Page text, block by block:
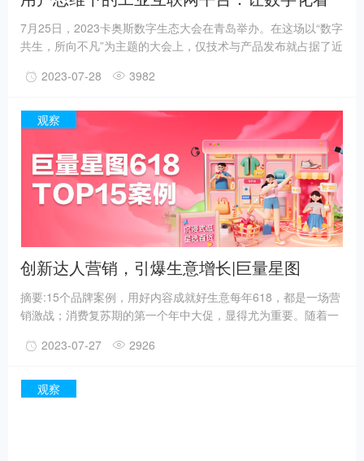
得见、够得着、走得远
7月25日，2023卡奥斯数字生态大会在青岛举办。在这场以“数字
共生，所向不凡”为主题的大会上，仅技术与产品发布就占据了近
的具体数字化解决方案，更有客户真实案例现身说法。可以说，
卡奥斯董事长兼总经理陈录城在大会上表示，“工业互联网是企业
数字化的新引擎，也是企业数字化转型的助推器。
2023-07-28 3982
观察
创新达人营销，引爆生意增长|巨量星图
TOP15案例大赏！
摘要:15个品牌案例，用好内容成就好生意每年618，都是一场营
销激战；消费复苏期的第一个年中大促，显得尤为重要。随着一
的618好物节也圆满收官竞争似乎比往年更激烈，各大品牌商家
2023-07-27 2926
观察